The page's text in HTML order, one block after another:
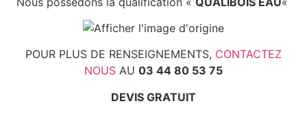
POUR PLUS DE RENSEIGNEMENTS, CONTACTEZ
NOUS AU 03 44 80 53 75
DEVIS GRATUIT